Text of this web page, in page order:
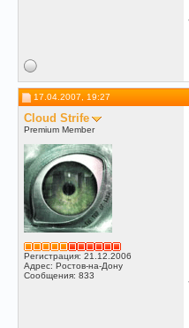
17.04.2007, 19:27
Cloud Strife
Premium Member
Регистрация: 21.12.2006
Адрес: Ростов-на-Дону
Сообщения: 833